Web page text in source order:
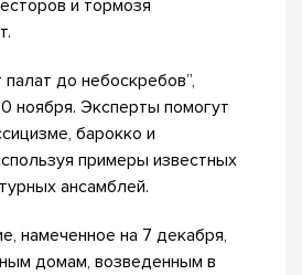
и тормозя
до небоскребов”,
ноября. Эксперты помогут
барокко и
примеры известных
ансамблей.
намеченное на 7 декабря,
домам, возведенным в